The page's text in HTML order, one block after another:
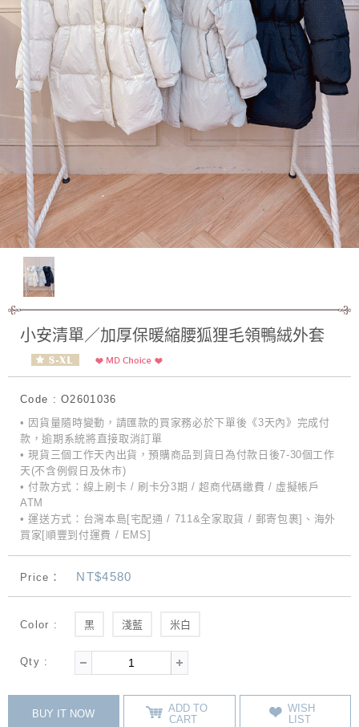
小安清單／加厚保暖縮腰狐狸毛領鴨絨外套
Code : O2601036
• 因貨量隨時變動，請匯款的買家務必於下單後《3天內》完成付
款，逾期系統將直接取消訂單
• 現貨三個工作天內出貨，預購商品到貨日為付款日後7-30個工作
天(不含例假日及休市)
• 付款方式：線上刷卡 / 刷卡分3期 / 超商代碼繳費 / 虛擬帳戶
ATM
• 運送方式：台灣本島[宅配通 / 711&全家取貨 / 郵寄包裹]、海外
買家[順豐到付運費 / EMS]
Price： NT$4580
Color : 黑 淺藍 米白
Qty :
BUY IT NOW
ADD TO
CART
WISH
LIST